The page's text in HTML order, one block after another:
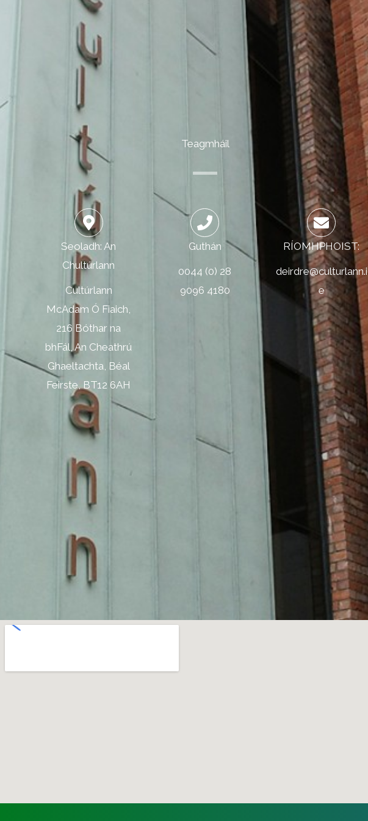
Teagmháil
Seoladh: An
Chultúrlann
Cultúrlann
McAdam Ó Fiaich,
216 Bóthar na
bhFál, An Cheathrú
Ghaeltachta, Béal
Feirste, BT12 6AH
Guthán
0044 (0) 28
9096 4180
RÍOMHPHOIST:
deirdre@culturlann.i
e